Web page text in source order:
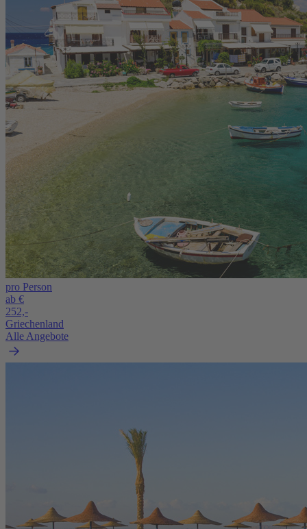
pro Person
ab €
252,-
Griechenland
Alle Angebote